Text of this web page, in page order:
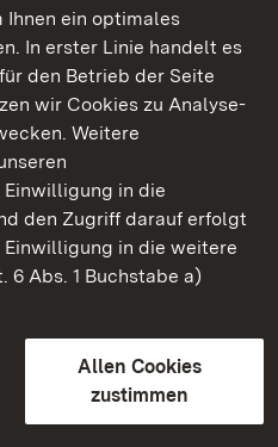
Ihnen ein optimales
In erster Linie handelt es
den Betrieb der Seite
wir Cookies zu Analyse-
Weitere
Einwilligung in die
den Zugriff darauf erfolgt
Einwilligung in die weitere
6 Abs. 1 Buchstabe a)
Allen Cookies
zustimmen
Baden-Württemberg